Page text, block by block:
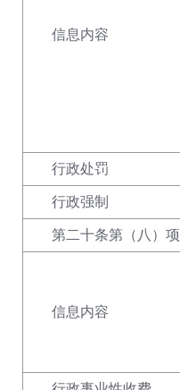
信息内容
行政处罚
行政强制
第二十条第（八）项
信息内容